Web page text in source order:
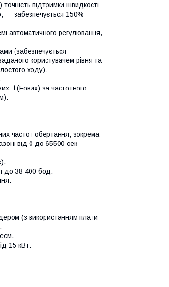
підтримки швидкості
— забезпечується 150%
автоматичного регулювання,
(забезпечується
користувачем рівня та
ходу).
(Fових) за частотного
частот обертання, зокрема
від 0 до 65500 сек
до 38 400 бод.
(з використанням плати
15 кВт.